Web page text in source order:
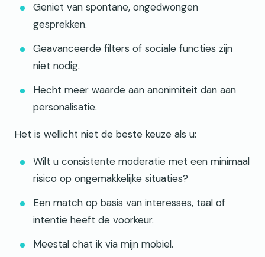
Geniet van spontane, ongedwongen
gesprekken.
Geavanceerde filters of sociale functies zijn
niet nodig.
Hecht meer waarde aan anonimiteit dan aan
personalisatie.
Het is wellicht niet de beste keuze als u:
Wilt u consistente moderatie met een minimaal
risico op ongemakkelijke situaties?
Een match op basis van interesses, taal of
intentie heeft de voorkeur.
Meestal chat ik via mijn mobiel.